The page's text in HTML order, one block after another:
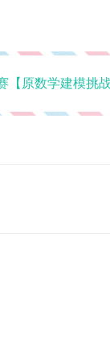
【原数学建模挑